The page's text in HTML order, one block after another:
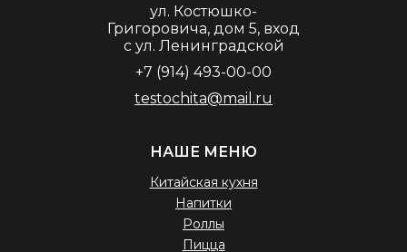
ул. Костюшко-
Григоровича, дом 5, вход
с ул. Ленинградской
+7 (914) 493-00-00
testochita@mail.ru
НАШЕ МЕНЮ
Китайская кухня
Напитки
Роллы
Пицца